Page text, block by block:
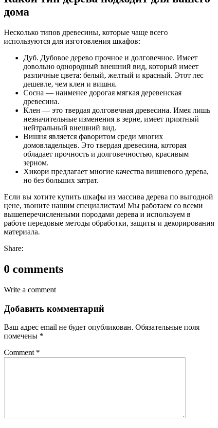
дома
Несколько типов древесины, которые чаще всего
используются для изготовления шкафов:
Дуб. Дубовое дерево прочное и долговечное. Имеет
довольно однородный внешний вид, который имеет
различные цвета: белый, желтый и красный. Этот лес
дешевле, чем клен и вишня.
Сосна — наименее дорогая мягкая деревенская
древесина.
Клен — это твердая долговечная древесина. Имея лишь
незначительные изменения в зерне, имеет приятный
нейтральный внешний вид.
Вишня является фаворитом среди многих
домовладельцев. Это твердая древесина, которая
обладает прочность и долговечностью, красивым
зерном.
Хикори предлагает многие качества вишневого дерева,
но без больших затрат.
Если вы хотите купить шкафы из массива дерева по выгодной
цене, звоните нашим специалистам! Мы работаем со всеми
вышеперечисленными породами дерева и используем в
работе передовые методы обработки, защиты и декорирования
материала.
Share:
0 comments
Write a comment
Добавить комментарий
Ваш адрес email не будет опубликован. Обязательные поля
помечены *
Comment *